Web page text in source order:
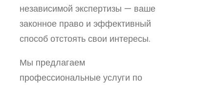
независимой экспертизы — ваше
законное право и эффективный
способ отстоять свои интересы.
Мы предлагаем
профессиональные услуги по